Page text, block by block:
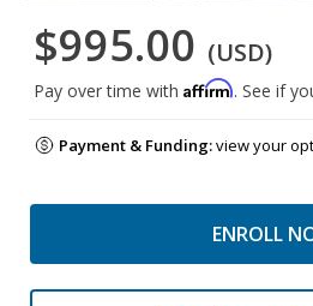
$995.00 (USD)
Pay over time with Affirm. See if
Payment & Funding:view your
ENROLL